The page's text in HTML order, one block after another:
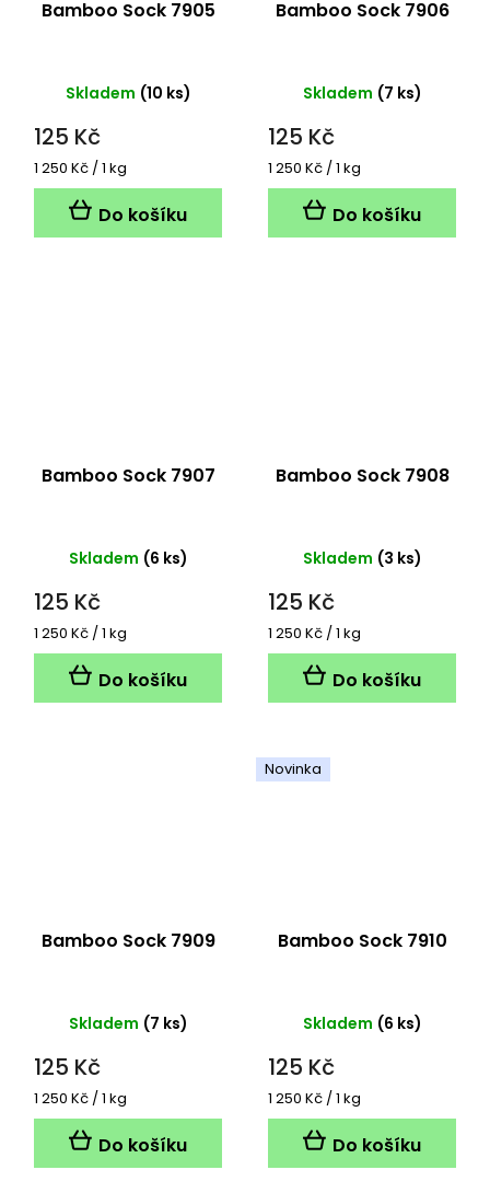
Bamboo Sock 7905
Skladem (10 ks)
125 Kč
Měrná
cena:
1 250 Kč / 1 kg
Do košíku
Bamboo Sock 7906
Skladem (7 ks)
125 Kč
Měrná
cena:
1 250 Kč / 1 kg
Do košíku
Bamboo Sock 7907
Skladem (6 ks)
125 Kč
Měrná
cena:
1 250 Kč / 1 kg
Do košíku
Bamboo Sock 7908
Skladem (3 ks)
125 Kč
Měrná
cena:
1 250 Kč / 1 kg
Do košíku
Bamboo Sock 7909
Skladem (7 ks)
125 Kč
Měrná
cena:
1 250 Kč / 1 kg
Do košíku
Novinka
Bamboo Sock 7910
Skladem (6 ks)
125 Kč
Měrná
cena:
1 250 Kč / 1 kg
Do košíku